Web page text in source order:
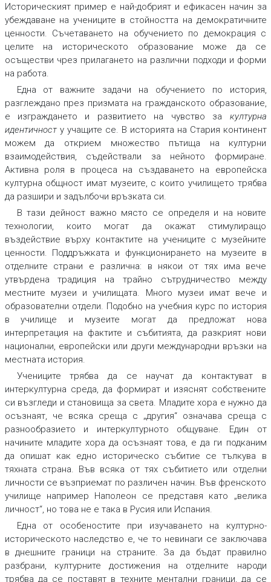
Историческият пример е най-добрият и ефикасен начин за
убеждаване на учениците в стойността на демократичните
ценности. Съчетаването на обучението по демокрация с
целите на историческото образование може да се
осъществи чрез прилагането на различни подходи и форми
на работа.
Една от важните задачи на обучението по история,
разглеждано през призмата на гражданското образование,
е изграждането и развитието на чувство за културна
идентичносту учащите се. В историята на Стария континент
можем да открием множество пътища на културни
взаимодействия, съдействали за нейното формиране.
Активна роля в процеса на създаването на европейска
културна общност имат музеите, с които училището трябва
да разшири и задълбочи връзката си.
В тази дейност важно място се определя и на новите
технологии, които могат да окажат стимулиращо
въздействие върху контактите на учениците с музейните
ценности. Поддръжката и функционирането на музеите в
отделните страни е различна: в някои от тях има вече
утвърдена традиция на трайно сътрудничество между
местните музеи и училищата. Много музеи имат вече и
образователни отдели. Подобно на учебния курс по история
в училище и музеите могат да предложат нова
интерпретация на фактите и събитията, да разкрият нови
национални, европейски или други международни връзки на
местната история.
Учениците трябва да се научат да контактуват в
интеркултурна среда, да формират и изяснят собствените
си възгледи и становища за света. Младите хора е нужно да
осъзнаят, че всяка среща с „другия“ означава среща с
разнообразието и интеркултурното общуване. Един от
начините младите хора да осъзнаят това, е да ги подканим
да опишат как едно историческо събитие се тълкува в
тяхната страна. Във всяка от тях събитието или отделни
личности се възприемат по различен начин. Във френското
училище например Наполеон се представя като „велика
личност“, но това не е така в Русия или Испания.
Една от особеностите при изучаването на културно-
историческото наследство е, че то невинаги се заключава
в днешните граници на страните. За да бъдат правилно
разбрани, културните достижения на отделните народи
трябва да се поставят в техните ментални граници, да се